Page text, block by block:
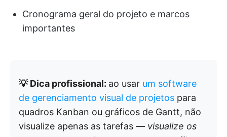
Cronograma geral do projeto e marcos
importantes
💡 Dica profissional: ao usar um software
de gerenciamento visual de projetos para
quadros Kanban ou gráficos de Gantt, não
visualize apenas as tarefas — visualize os